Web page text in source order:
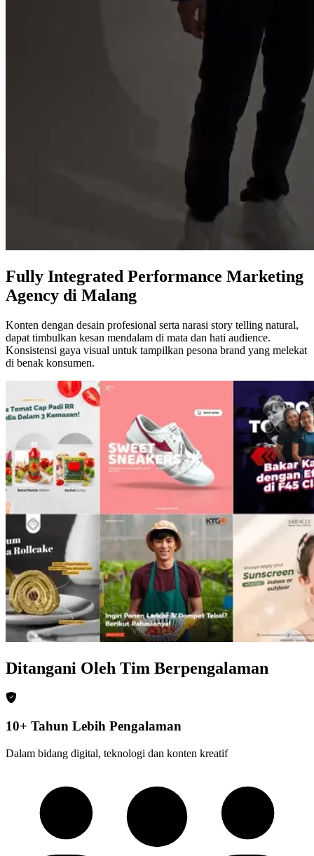
Fully Integrated Performance Marketing
Agency di Malang
Konten dengan desain profesional serta narasi story telling natural,
dapat timbulkan kesan mendalam di mata dan hati audience.
Konsistensi gaya visual untuk tampilkan pesona brand yang melekat
di benak konsumen.
Ditangani Oleh Tim Berpengalaman
10+ Tahun Lebih Pengalaman
Dalam bidang digital, teknologi dan konten kreatif